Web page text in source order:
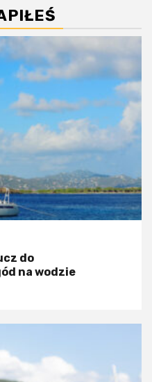
do
na wodzie